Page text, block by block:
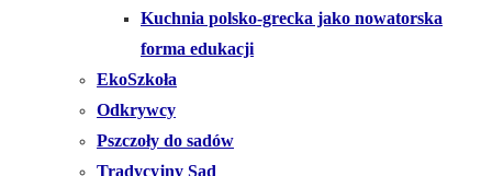
Kuchnia polsko-grecka jako nowatorska
forma edukacji
EkoSzkoła
Odkrywcy
Pszczoły do sadów
Tradycyjny Sad